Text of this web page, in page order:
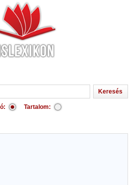
Tartalom: